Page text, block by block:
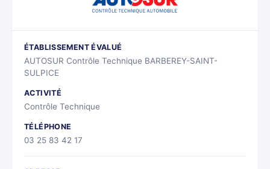
ÉTABLISSEMENT ÉVALUÉ
AUTOSUR Contrôle Technique BARBEREY-SAINT-
SULPICE
ACTIVITÉ
Contrôle Technique
TÉLÉPHONE
03 25 83 42 17